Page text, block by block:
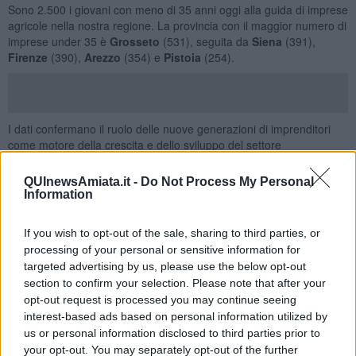
QUInewsAmiata.it - Do Not Process My Personal
Information
If you wish to opt-out of the sale, sharing to third parties, or
processing of your personal or sensitive information for
targeted advertising by us, please use the below opt-out
section to confirm your selection. Please note that after your
opt-out request is processed you may continue seeing
interest-based ads based on personal information utilized by
us or personal information disclosed to third parties prior to
your opt-out. You may separately opt-out of the further
Sono 2.500 i giovani con meno di 35 anni oggi alla guida di imprese
agricole nella nostra regione. La provincia con il maggior numero di
imprese under 35 è Grosseto (531), seguita da Siena (391),
Firenze (390), Arezzo (354) e Pistoia (254).
I dati confermano il ruolo delle nuove generazioni di imprenditori
come motore della crescita e dello sviluppo del settore
struttura agrituristica su due (47,2%) contribuisce in maniera
rilevante ai primati della Dop Economy del cibo e del vino. Tra le
animali (insaccati, ecc.), la produzione delle energie rinnovabili, la
didattica e l’agricoltura sociale.
Sono quattro le categorie in gara nell'edizione di quest’anno
dell'Oscar Green, che ruota attorno al temaGiovani Oggi
Campagna Amica, Impresa Digitale e Sostenibile, Coltiviamo
+Impresa
. A queste si aggiungono due premi speciali
nazionali: Agri-influencer
Scuole di oggi, agricoltori del